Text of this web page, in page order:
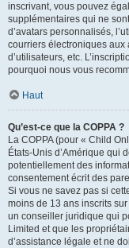
inscrivant, vous pouvez
supplémentaires qui ne
d’avatars personnalisés,
courriers électroniques aux
d’utilisateurs, etc.
pourquoi nous vous
Haut
Qu’est-ce que la COPPA ?
La COPPA (pour « Child
États-Unis d’Amérique qui
potentiellement des
consentement écrit des
Si vous ne savez pas si
moins de 13 ans inscrits
un conseiller juridique qui
Limited et que les
d’assistance légale et ne